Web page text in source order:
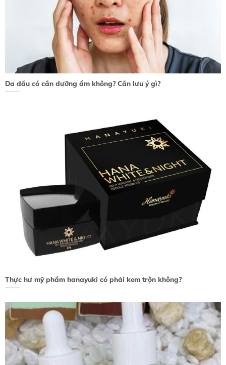
Da dầu có cần dưỡng ẩm không? Cần lưu ý gì?
Thực hư mỹ phẩm hanayuki có phải kem trộn không?